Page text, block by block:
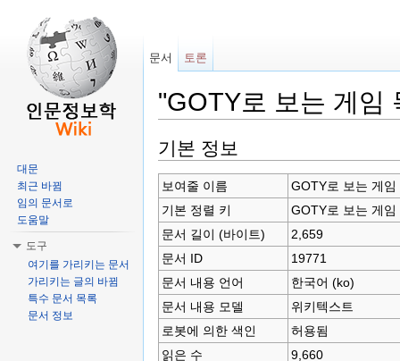
"GOTY로 보는 게임
기본 정보
보여줄 이름
GOTY로 보는 게임
기본 정렬 키
GOTY로 보는 게임
문서 길이 (바이트)
2,659
문서 ID
19771
문서 내용 언어
한국어 (ko)
문서 내용 모델
위키텍스트
로봇에 의한 색인
허용됨
읽은 수
9,660
문서 토론
대문
최근 바뀜
임의 문서로
도움말
도구
여기를 가리키는 문서
가리키는 글의 바뀜
특수 문서 목록
문서 정보